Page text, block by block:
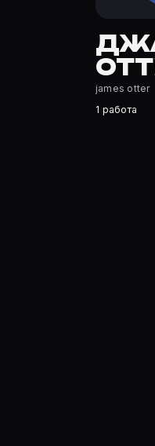
Где открыть
На Movie Planner:
james otter
1 работа